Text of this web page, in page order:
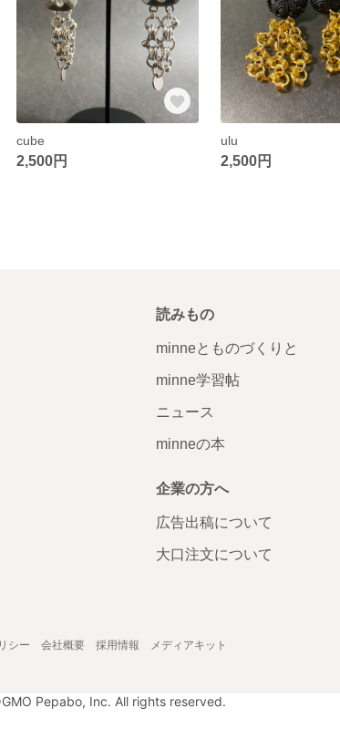
cube
2,500円
ulu
2,500円
読みもの
minneとものづくりと
minne学習帖
ニュース
minneの本
企業の方へ
広告出稿について
大口注文について
シー 会社概要 採用情報 メディアキット
Pepabo, Inc. All rights reserved.